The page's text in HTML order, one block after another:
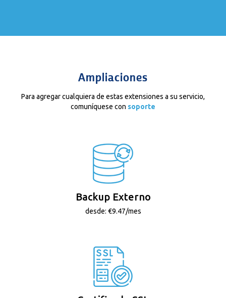
Ampliaciones
Para agregar cualquiera de estas extensiones a su servicio,
comuníquese con soporte
Backup Externo
desde: €9.47/mes